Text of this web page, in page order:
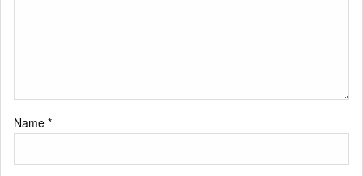
Name *